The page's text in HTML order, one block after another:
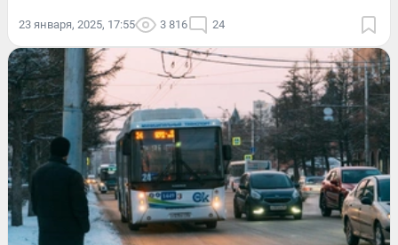
23 января, 2025, 17:55 3 816 24